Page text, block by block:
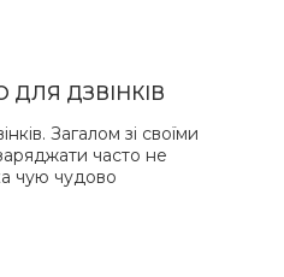
ДЛЯ ДЗВІНКІВ
Загалом зі своїми
часто не
чую чудово